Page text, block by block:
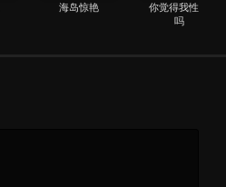
海岛惊艳
你觉得我性感
吗